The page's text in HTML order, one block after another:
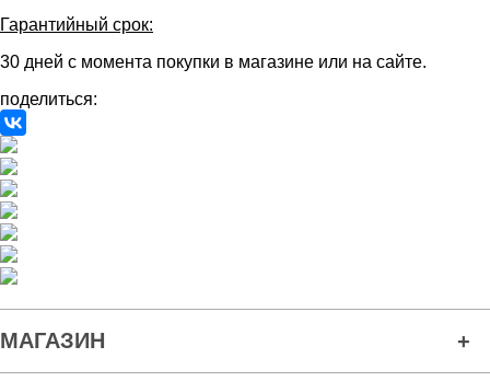
Гарантийный срок:
30 дней с момента покупки в магазине или на сайте.
поделиться:
МАГАЗИН